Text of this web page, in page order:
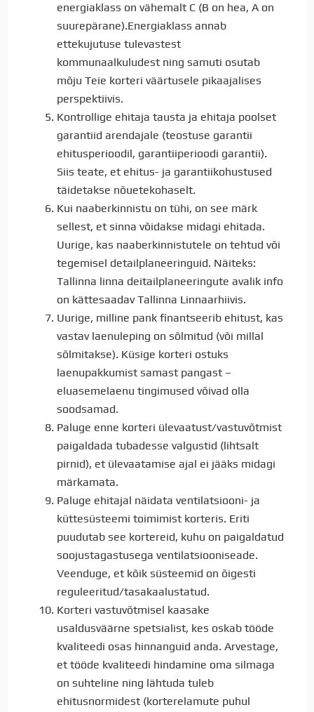
energiaklass on vähemalt C (B on hea, A on
suurepärane).Energiaklass annab
ettekujutuse tulevastest
kommunaalkuludest ning samuti osutab
mõju Teie korteri väärtusele pikaajalises
perspektiivis.
Kontrollige ehitaja tausta ja ehitaja poolset
garantiid arendajale (teostuse garantii
ehitusperioodil, garantiiperioodi garantii).
Siis teate, et ehitus- ja garantiikohustused
täidetakse nõuetekohaselt.
Kui naaberkinnistu on tühi, on see märk
sellest, et sinna võidakse midagi ehitada.
Uurige, kas naaberkinnistutele on tehtud või
tegemisel detailplaneeringuid. Näiteks:
Tallinna linna deitailplaneeringute avalik info
on kättesaadav Tallinna Linnaarhiivis.
Uurige, milline pank finantseerib ehitust, kas
vastav laenuleping on sõlmitud (või millal
sõlmitakse). Küsige korteri ostuks
laenupakkumist samast pangast –
eluasemelaenu tingimused võivad olla
soodsamad.
Paluge enne korteri ülevaatust/vastuvõtmist
paigaldada tubadesse valgustid (lihtsalt
pirnid), et ülevaatamise ajal ei jääks midagi
märkamata.
Paluge ehitajal näidata ventilatsiooni- ja
küttesüsteemi toimimist korteris. Eriti
puudutab see kortereid, kuhu on paigaldatud
soojustagastusega ventilatsiooniseade.
Veenduge, et kõik süsteemid on õigesti
reguleeritud/tasakaalustatud.
Korteri vastuvõtmisel kaasake
usaldusväärne spetsialist, kes oskab tööde
kvaliteedi osas hinnanguid anda. Arvestage,
et tööde kvaliteedi hindamine oma silmaga
on suhteline ning lähtuda tuleb
ehitusnormidest (korterelamute puhul